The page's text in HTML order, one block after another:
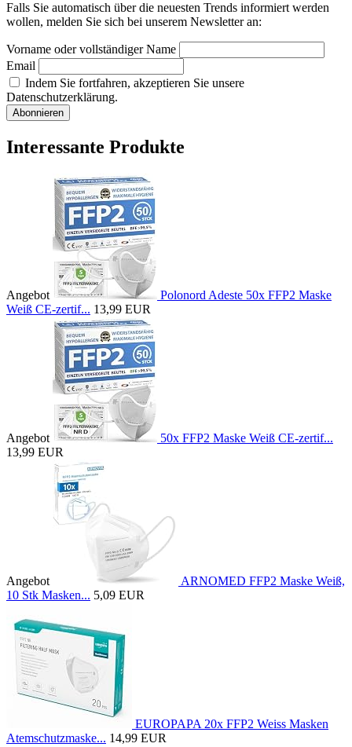
Falls Sie automatisch über die neuesten Trends informiert werden
wollen, melden Sie sich bei unserem Newsletter an:
Vorname oder vollständiger Name
Email
Indem Sie fortfahren, akzeptieren Sie unsere
Datenschutzerklärung.
Interessante Produkte
Angebot
Polonord Adeste 50x FFP2 Maske
Weiß CE-zertif... 13,99 EUR
Angebot
50x FFP2 Maske Weiß CE-zertif...
13,99 EUR
Angebot
ARNOMED FFP2 Maske Weiß,
10 Stk Masken... 5,09 EUR
EUROPAPA 20x FFP2 Weiss Masken
Atemschutzmaske... 14,99 EUR